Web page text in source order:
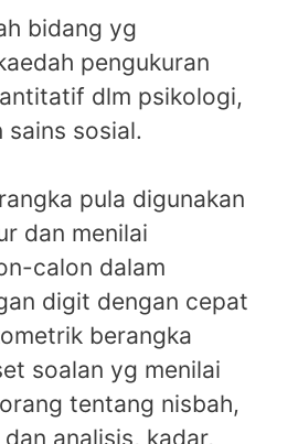
bidang yg
pengukuran
dlm psikologi,
sains sosial.
pula digunakan
dan menilai
calon dalam
digit dengan cepat
berangka
soalan yg menilai
tentang nisbah,
analisis, kadar,